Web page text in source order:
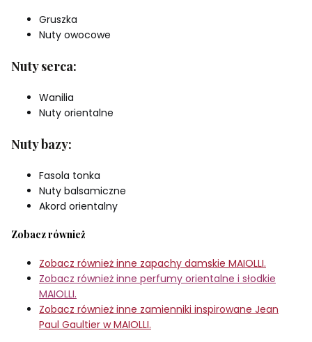
Gruszka
Nuty owocowe
Nuty serca:
Wanilia
Nuty orientalne
Nuty bazy:
Fasola tonka
Nuty balsamiczne
Akord orientalny
Zobacz również
Zobacz również inne zapachy damskie MAIOLLI.
Zobacz również inne perfumy orientalne i słodkie
MAIOLLI.
Zobacz również inne zamienniki inspirowane Jean
Paul Gaultier w MAIOLLI.